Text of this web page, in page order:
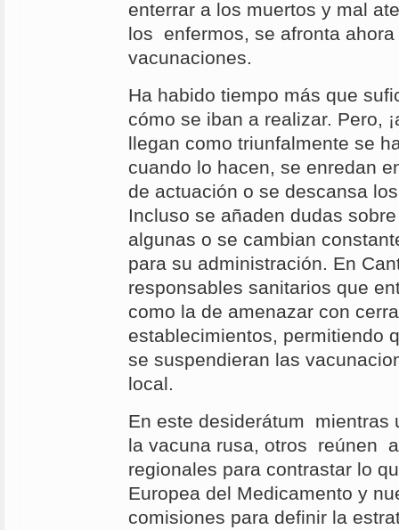
enterrar a los muertos y mal
los enfermos, se afronta
vacunaciones.
Ha habido tiempo más que
cómo se iban a realizar. Pero,
llegan como triunfalmente se
cuando lo hacen, se enredan
de actuación o se descansa
Incluso se añaden dudas
algunas o se cambian
para su administración. En
responsables sanitarios que
como la de amenazar con
establecimientos, permitiendo
se suspendieran las
local.
En este desiderátum mientras
la vacuna rusa, otros reúnen
regionales para contrastar lo
Europea del Medicamento y
comisiones para definir la